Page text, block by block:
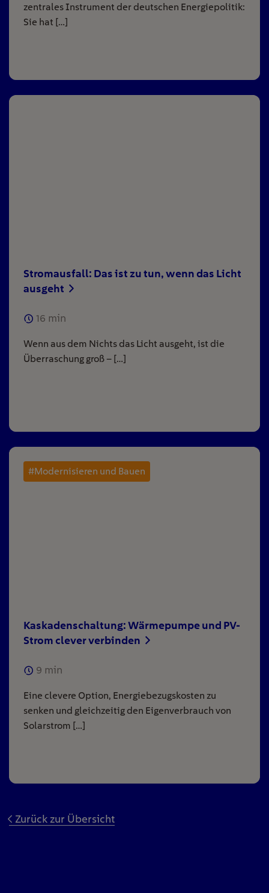
zentrales Instrument der deutschen Energiepolitik:
Sie hat […]
Stromausfall: Das ist zu tun, wenn das Licht
ausgeht
16 min
Wenn aus dem Nichts das Licht ausgeht, ist die
Überraschung groß – […]
#Modernisieren und Bauen
Kaskadenschaltung: Wärmepumpe und PV-
Strom clever verbinden
9 min
Eine clevere Option, Energiebezugskosten zu
senken und gleichzeitig den Eigenverbrauch von
Solarstrom […]
Zurück zur Übersicht